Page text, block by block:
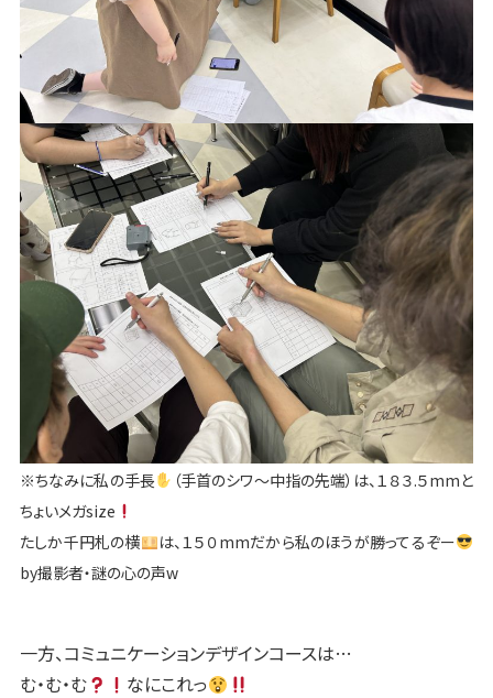
※ちなみに私の手長 （手首のシワ〜中指の先端）は、１８３.５mmと
ちょいメガsize
たしか千円札の横
は、１５０mmだから私のほうが勝ってるぞー
by撮影者・謎の心の声w
一方、コミュニケーションデザインコースは…
む・む・む
なにこれっ